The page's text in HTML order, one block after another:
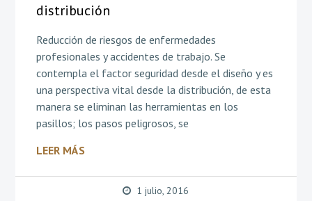
distribución
Reducción de riesgos de enfermedades
profesionales y accidentes de trabajo. Se
contempla el factor seguridad desde el diseño y es
una perspectiva vital desde la distribución, de esta
manera se eliminan las herramientas en los
pasillos; los pasos peligrosos, se
LEER MÁS
1 julio, 2016